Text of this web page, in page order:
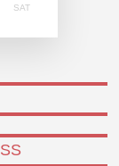
SAT